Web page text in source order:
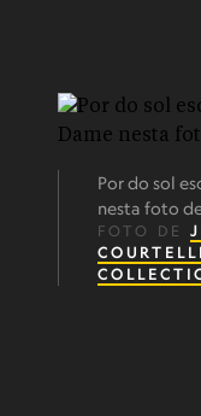
Por do sol
nesta foto
FOTO DE